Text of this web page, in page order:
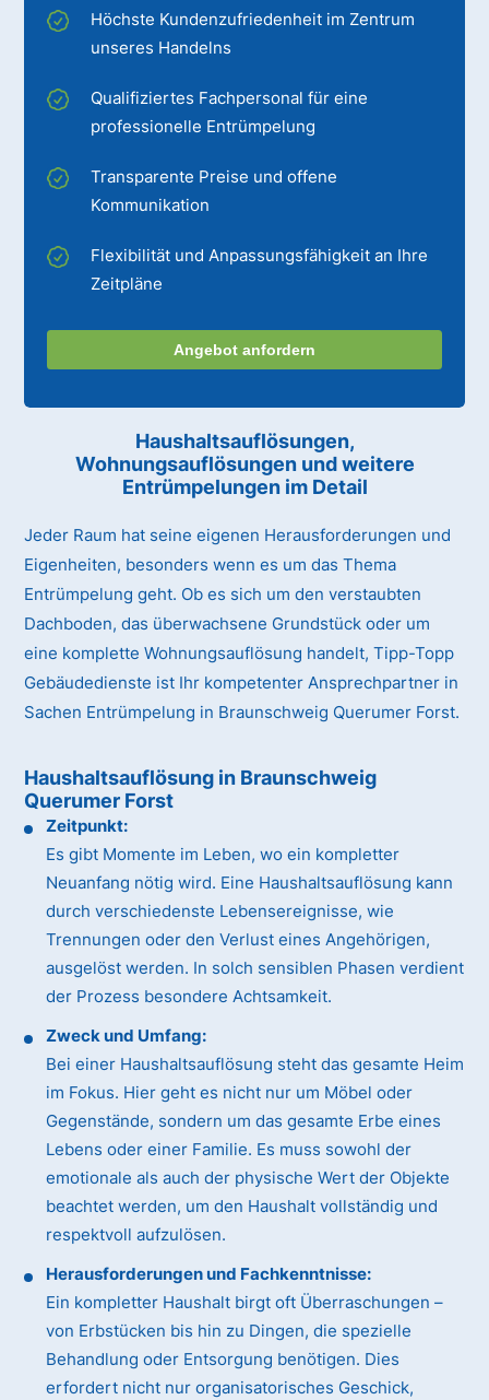
Höchste Kundenzufriedenheit im Zentrum
unseres Handelns
Qualifiziertes Fachpersonal für eine
professionelle Entrümpelung
Transparente Preise und offene
Kommunikation
Flexibilität und Anpassungsfähigkeit an Ihre
Zeitpläne
Angebot anfordern
Haushaltsauflösungen,
Wohnungsauflösungen und weitere
Entrümpelungen im Detail
Jeder Raum hat seine eigenen Herausforderungen und
Eigenheiten, besonders wenn es um das Thema
Entrümpelung geht. Ob es sich um den verstaubten
Dachboden, das überwachsene Grundstück oder um
eine komplette Wohnungsauflösung handelt, Tipp-Topp
Gebäudedienste ist Ihr kompetenter Ansprechpartner in
Sachen Entrümpelung in Braunschweig Querumer Forst.
Haushaltsauflösung in Braunschweig
Querumer Forst
Zeitpunkt:
Es gibt Momente im Leben, wo ein kompletter
Neuanfang nötig wird. Eine Haushaltsauflösung kann
durch verschiedenste Lebensereignisse, wie
Trennungen oder den Verlust eines Angehörigen,
ausgelöst werden. In solch sensiblen Phasen verdient
der Prozess besondere Achtsamkeit.
Zweck und Umfang:
Bei einer Haushaltsauflösung steht das gesamte Heim
im Fokus. Hier geht es nicht nur um Möbel oder
Gegenstände, sondern um das gesamte Erbe eines
Lebens oder einer Familie. Es muss sowohl der
emotionale als auch der physische Wert der Objekte
beachtet werden, um den Haushalt vollständig und
respektvoll aufzulösen.
Herausforderungen und Fachkenntnisse:
Ein kompletter Haushalt birgt oft Überraschungen –
von Erbstücken bis hin zu Dingen, die spezielle
Behandlung oder Entsorgung benötigen. Dies
erfordert nicht nur organisatorisches Geschick,